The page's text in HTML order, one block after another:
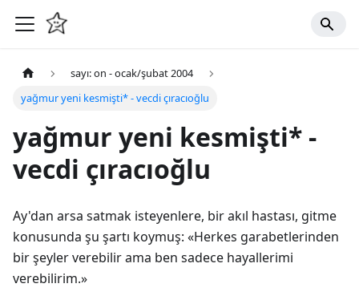
sayı: on - ocak/şubat 2004
yağmur yeni kesmişti* - vecdi çıracıoğlu
yağmur yeni kesmişti* -
vecdi çıracıoğlu
Ay'dan arsa satmak isteyenlere, bir akıl hastası, gitme
konusunda şu şartı koymuş: «Herkes garabetlerinden
bir şeyler verebilir ama ben sadece hayallerimi
verebilirim.»